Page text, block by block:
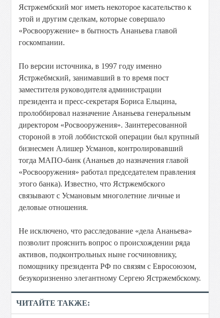
Ястржембский мог иметь некоторое касательство к
этой и другим сделкам, которые совершало
«Росвооружение» в бытность Ананьева главой
госкомпании.
По версии источника, в 1997 году именно
Ястржебмский, занимавший в то время пост
заместителя руководителя администрации
президента и пресс-секретаря Бориса Ельцина,
пролоббировал назначение Ананьева генеральным
директором «Росвооружения». Заинтересованной
стороной в этой лоббистской операции был крупный
бизнесмен Алишер Усманов, контролировавший
тогда МАПО-банк (Ананьев до назначения главой
«Росвооружения» работал председателем правления
этого банка). Известно, что Ястржембского
связывают с Усмановым многолетние личные и
деловые отношения.
Не исключено, что расследование «дела Ананьева»
позволит прояснить вопрос о происхождении ряда
активов, подконтрольных ныне госчиновнику,
помощнику президента РФ по связям с Евросоюзом,
безукоризненно элегантному Сергею Ястржембскому.
ЧИТАЙТЕ ТАКЖЕ: